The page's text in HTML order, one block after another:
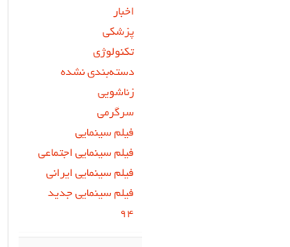
اخبار
پزشکی
تکنولوژی
دسته‌بندی نشده
زناشویی
سرگرمی
فیلم سینمایی
فیلم سینمایی اجتماعی
فیلم سینمایی ایرانی
فیلم سینمایی جدید
۹۴